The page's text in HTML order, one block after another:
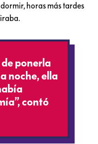
horas más tardes
ponerla
noche, ella
contó